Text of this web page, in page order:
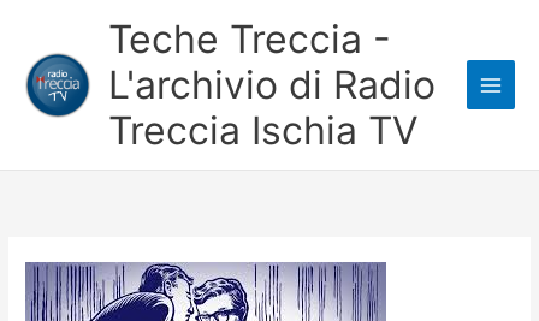
contenuto
Teche Treccia -
L'archivio di Radio
Treccia Ischia TV